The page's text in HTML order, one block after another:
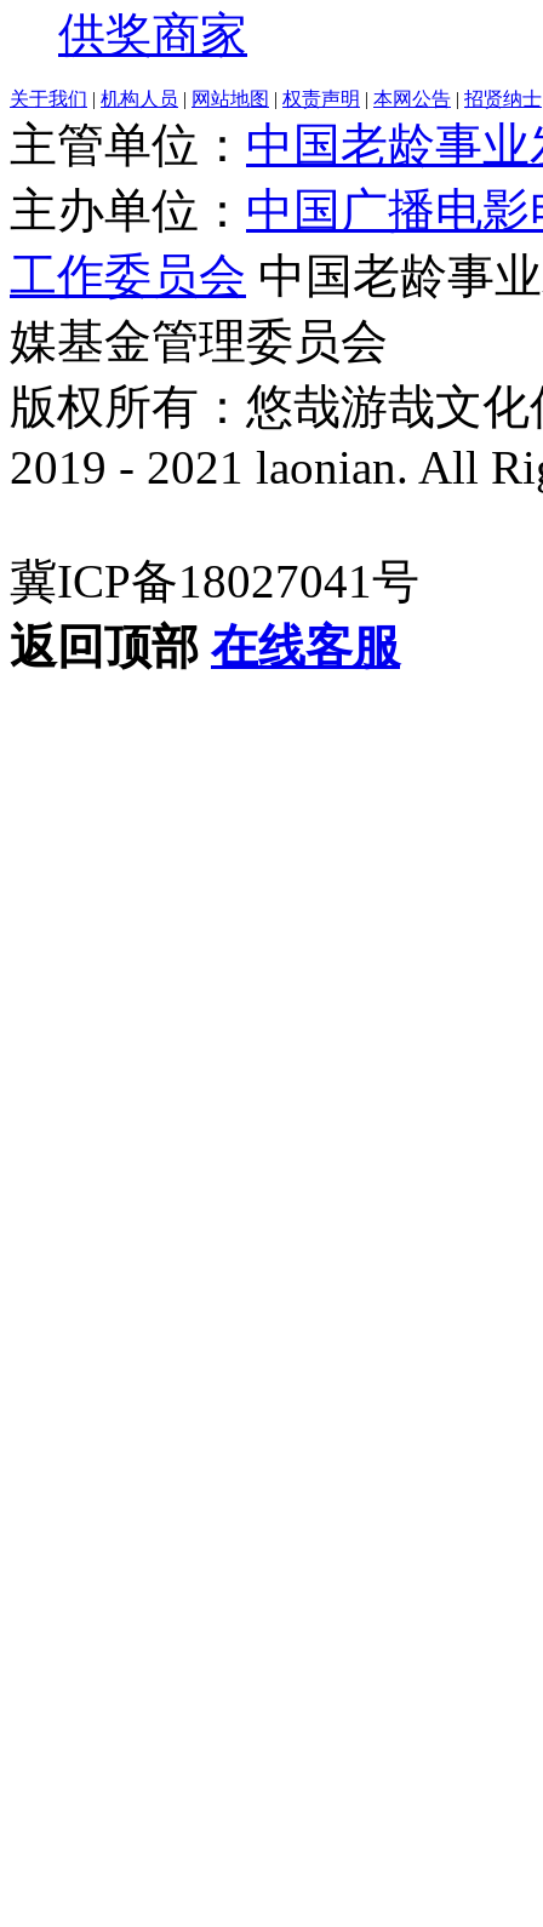
供奖商家
关于我们 | 机构人员 | 网站地图 | 权责声明 | 本网公告 | 招贤纳士
主管单位： 中国老龄事
主办单位： 中国广播电
工作委员会 中国老龄事
媒基金管理委员会
版权所有：悠哉游哉文
2019 - 2021 laonian. All
冀ICP备18027041号
返回顶部 在线客服